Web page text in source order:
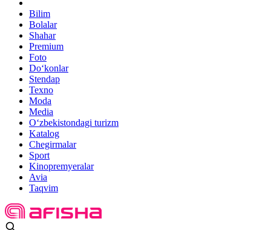
Bilim
Bolalar
Shahar
Premium
Foto
Do‘konlar
Stendap
Texno
Moda
Media
O‘zbekistondagi turizm
Katalog
Chegirmalar
Sport
Kinopremyeralar
Avia
Taqvim